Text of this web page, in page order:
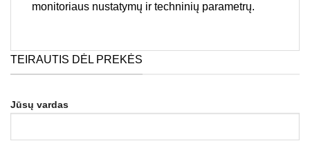
monitoriaus nustatymų ir techninių parametrų.
TEIRAUTIS DĖL PREKĖS
Jūsų vardas